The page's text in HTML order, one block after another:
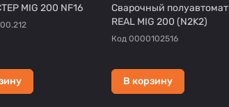
MIG 200 NF16
Сварочный полуавтомат
REAL MIG 200 (N2K2)
Код 0000102516
В корзину